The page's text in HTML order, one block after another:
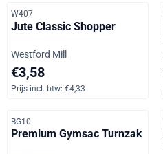
Artikelnummer
W407
Jute Classic Shopper
Merk:
Westford Mill
Prijs: 3,58, inclusief btw: 4,33
€3,58
Prijs incl. btw: €4,33
Artikelnummer
BG10
Premium Gymsac Turnzak